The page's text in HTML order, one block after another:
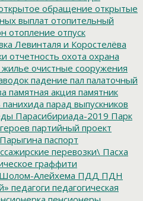
обращение открытые
выплат отопительный
отопление отпуск
Левинталя и Коростелёва
отчетность охота охрана
очистные сооружения
падение пал палаточный
памятная акция памятник
панихида парад выпускников
Парасибириада-2019 Парк
партийный проект
Парыгина паспорт
перевозки\ Пасха
граффити
Алейхема ПДД ПДН
педагоги педагогическая